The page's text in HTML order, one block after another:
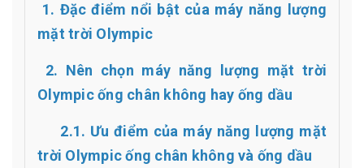
1. Đặc điểm nổi bật của máy năng lượng
mặt trời Olympic
2. Nên chọn máy năng lượng mặt trời
Olympic ống chân không hay ống dầu
2.1. Ưu điểm của máy năng lượng mặt
trời Olympic ống chân không và ống dầu